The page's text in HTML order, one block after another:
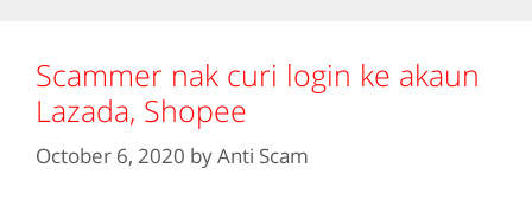
Scammer nak curi login ke akaun
Lazada, Shopee
October 6, 2020 byAnti Scam